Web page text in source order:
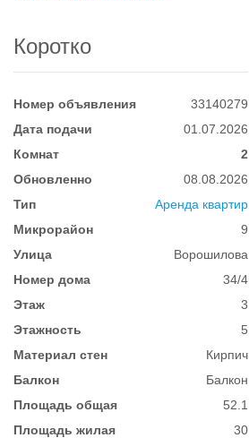
Коротко
Номер объявления
33140279
Дата подачи
01.07.2026
Комнат
2
Обновленно
08.08.2026
Тип
Аренда квартир
Микрорайон
9
Улица
Ворошилова
Номер дома
34/4
Этаж
3
Этажность
5
Материал стен
Кирпич
Балкон
Балкон
Площадь общая
52.1
Площадь жилая
30